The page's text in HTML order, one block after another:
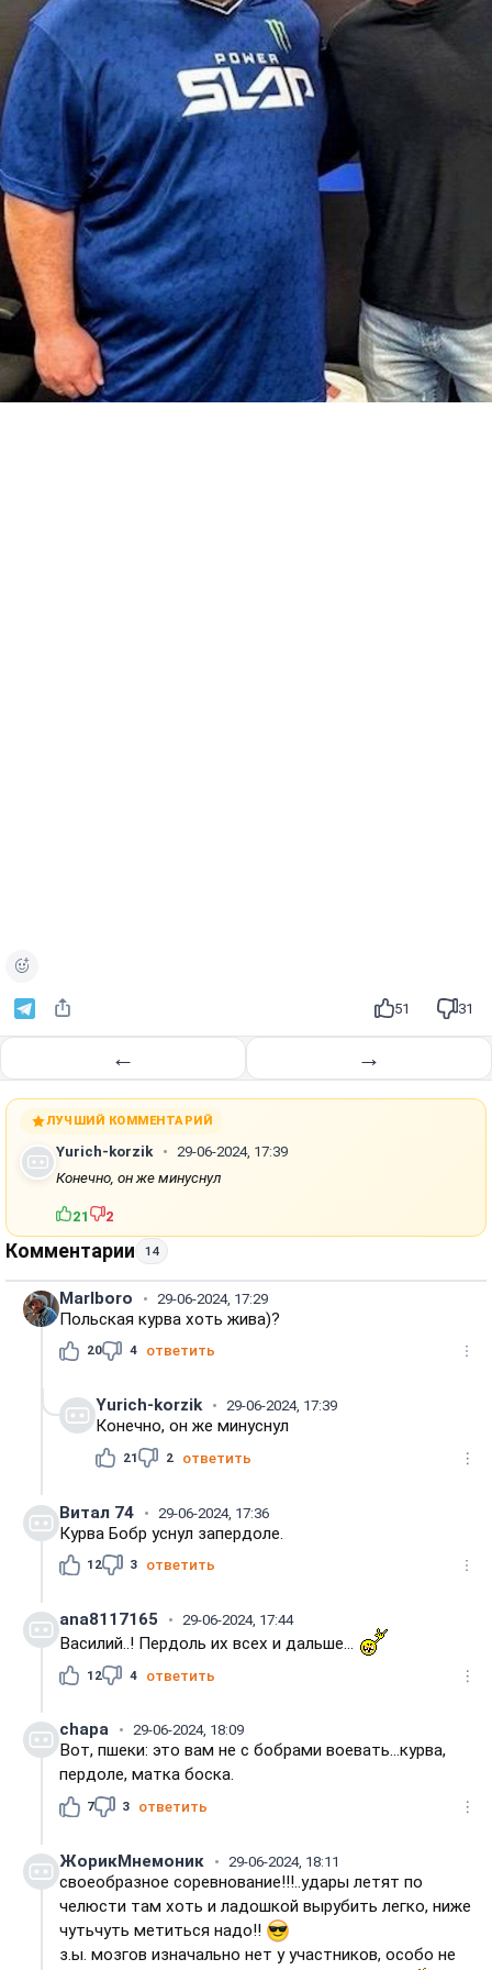
51 31
← →
ЛУЧШИЙ КОММЕНТАРИЙ
Yurich-korzik
29-06-2024, 17:39
Конечно, он же минуснул
21 2
Комментарии 14
Marlboro 29-06-2024, 17:29
Польская курва хоть жива)?
20 4 ответить
Yurich-korzik 29-06-2024, 17:39
Конечно, он же минуснул
21 2 ответить
Витал 74 29-06-2024, 17:36
Курва Бобр уснул запердоле.
12 3 ответить
ana8117165 29-06-2024, 17:44
Василий..! Пердоль их всех и дальше...
12 4 ответить
chapa 29-06-2024, 18:09
Вот, пшеки: это вам не с бобрами воевать...курва,
пердоле, матка боска.
7 3 ответить
ЖорикМнемоник 29-06-2024, 18:11
своеобразное соревнование!!!..удары летят по
челюсти там хоть и ладошкой вырубить легко, ниже
чутьчуть метиться надо!!
з.ы. мозгов изначально нет у участников, особо не